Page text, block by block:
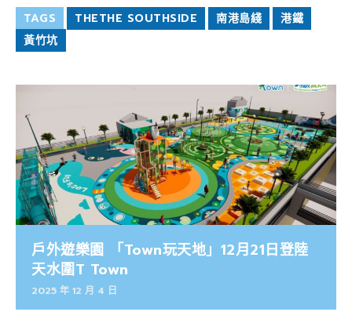
TAGS THETHE SOUTHSIDE 南港島綫
港鐵
黃竹坑
戶外遊樂園 「Town玩天地」12月21日登陸
天水圍T Town
2025 年 12 月 4 日